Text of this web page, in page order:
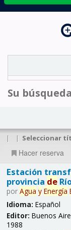
Su
| | Seleccionar
Hacer reserva
Estación
provincia de
por Agua y Energía
Idioma: Español
Editor: Buenos
1988